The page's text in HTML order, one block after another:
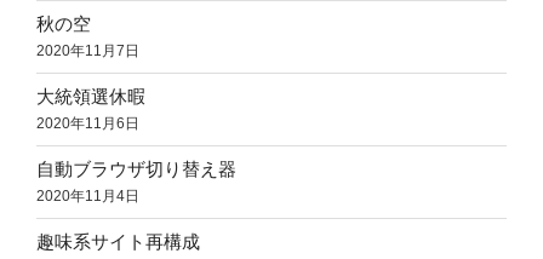
秋の空
2020年11月7日
大統領選休暇
2020年11月6日
自動ブラウザ切り替え器
2020年11月4日
趣味系サイト再構成